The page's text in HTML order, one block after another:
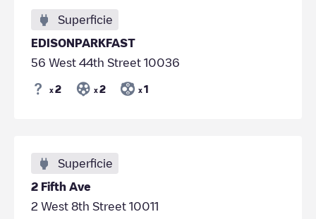
Superficie
EDISONPARKFAST
56 West 44th Street 10036
x 2 x 2 x 1
Superficie
2 Fifth Ave
2 West 8th Street 10011